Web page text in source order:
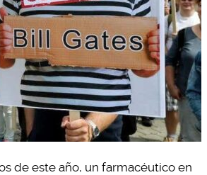
de este año, un farmacéutico en